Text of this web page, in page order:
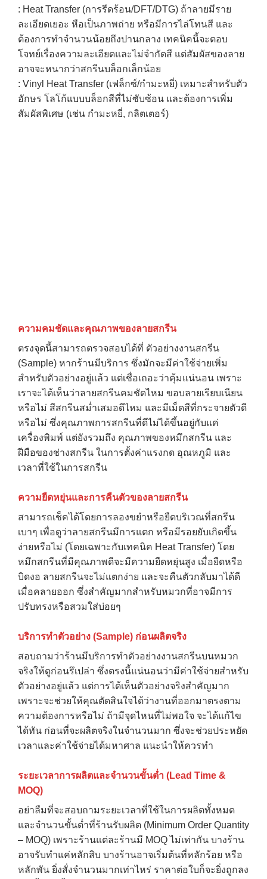
: Heat Transfer (การรีดร้อน/DFT/DTG) ถ้าลายมีราย
ละเอียดเยอะ หือเป็นภาพถ่าย หรือมีการไล่โทนสี และ
ต้องการทำจำนวนน้อยถึงปานกลาง เทคนิคนี้จะตอบ
โจทย์เรื่องความละเอียดและไม่จำกัดสี แต่สัมผัสของลาย
อาจจะหนากว่าสกรีนบล็อกเล็กน้อย
: Vinyl Heat Transfer (เฟล็กซ์/กำมะหยี่) เหมาะสำหรับตัว
อักษร โลโก้แบบบล็อกสีที่ไม่ซับซ้อน และต้องการเพิ่ม
สัมผัสพิเศษ (เช่น กำมะหยี่, กลิตเตอร์)
ความคมชัดและคุณภาพของลายสกรีน
ตรงจุดนี้สามารถตรวจสอบได้ที่ ตัวอย่างงานสกรีน
(Sample) หากร้านมีบริการ ซึ่งมักจะมีค่าใช้จ่ายเพิ่ม
สำหรับตัวอย่างอยู่แล้ว แต่เชื่อเถอะว่าคุ้มแน่นอน เพราะ
เราจะได้เห็นว่าลายสกรีนคมชัดไหม ขอบลายเรียบเนียน
หรือไม่ สีสกรีนสม่ำเสมอดีไหม และมีเม็ดสีที่กระจายตัวดี
หรือไม่ ซึ่งคุณภาพการสกรีนที่ดีไม่ได้ขึ้นอยู่กับแค่
เครื่องพิมพ์ แต่ยังรวมถึง คุณภาพของหมึกสกรีน และ
ฝีมือของช่างสกรีน ในการตั้งค่าแรงกด อุณหภูมิ และ
เวลาที่ใช้ในการสกรีน
ความยืดหยุ่นและการคืนตัวของลายสกรีน
สามารถเช็คได้โดยการลองขยำหรือยืดบริเวณที่สกรีน
เบาๆ เพื่อดูว่าลายสกรีนมีการแตก หรือมีรอยยับเกิดขึ้น
ง่ายหรือไม่ (โดยเฉพาะกับเทคนิค Heat Transfer) โดย
หมึกสกรีนที่มีคุณภาพดีจะมีความยืดหยุ่นสูง เมื่อยืดหรือ
บิดงอ ลายสกรีนจะไม่แตกง่าย และจะคืนตัวกลับมาได้ดี
เมื่อคลายออก ซึ่งสำคัญมากสำหรับหมวกที่อาจมีการ
ปรับทรงหรือสวมใส่บ่อยๆ
บริการทำตัวอย่าง (Sample) ก่อนผลิตจริง
สอบถามว่าร้านมีบริการทำตัวอย่างงานสกรีนบนหมวก
จริงให้ดูก่อนรึเปล่า ซึ่งตรงนี้แน่นอนว่ามีค่าใช้จ่ายสำหรับ
ตัวอย่างอยู่แล้ว แต่การได้เห็นตัวอย่างจริงสำคัญมาก
เพราะจะช่วยให้คุณตัดสินใจได้ว่างานที่ออกมาตรงตาม
ความต้องการหรือไม่ ถ้ามีจุดไหนที่ไม่พอใจ จะได้แก้ไข
ได้ทัน ก่อนที่จะผลิตจริงในจำนวนมาก ซึ่งจะช่วยประหยัด
เวลาและค่าใช้จ่ายได้มหาศาล แนะนำให้ควรทำ
ระยะเวลาการผลิตและจำนวนขั้นต่ำ (Lead Time &
MOQ)
อย่าลืมที่จะสอบถามระยะเวลาที่ใช้ในการผลิตทั้งหมด
และจำนวนขั้นต่ำที่ร้านรับผลิต (Minimum Order Quantity
– MOQ) เพราะร้านแต่ละร้านมี MOQ ไม่เท่ากัน บางร้าน
อาจรับทำแค่หลักสิบ บางร้านอาจเริ่มต้นที่หลักร้อย หรือ
หลักพัน ยิ่งสั่งจำนวนมากเท่าไหร่ ราคาต่อใบก็จะยิ่งถูกลง